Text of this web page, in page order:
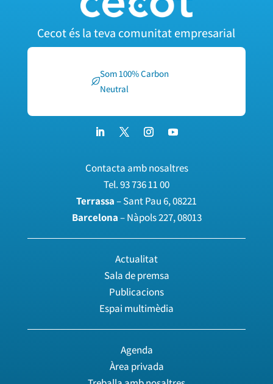
Cecot és la teva comunitat empresarial
Som 100% Carbon
Neutral
Contacta amb nosaltres
Tel.93 736 11 00
Terrassa– Sant Pau 6, 08221
Barcelona– Nàpols 227, 08013
Actualitat
Sala de premsa
Publicacions
Espai multimèdia
Agenda
Àrea privada